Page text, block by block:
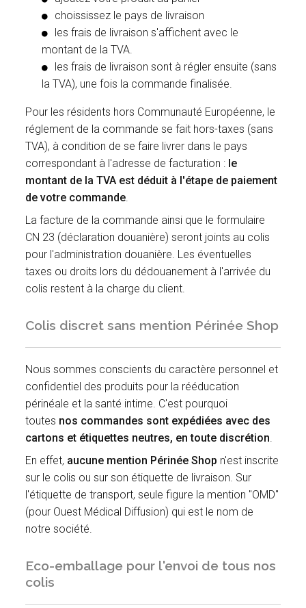
choississez le pays de livraison
les frais de livraison s'affichent avec le
montant de la TVA.
les frais de livraison sont à régler ensuite (sans
la TVA), une fois la commande finalisée.
Pour les résidents hors Communauté Européenne, le
réglement de la commande se fait hors-taxes (sans
TVA), à condition de se faire livrer dans le pays
correspondant à l'adresse de facturation : le
montant de la TVA est déduit à l'étape de paiement
de votre commande.
La facture de la commande ainsi que le formulaire
CN 23 (déclaration douanière) seront joints au colis
pour l'administration douanière. Les éventuelles
taxes ou droits lors du dédouanement à l'arrivée du
colis restent à la charge du client.
Colis discret sans mention Périnée Shop
Nous sommes conscients du caractère personnel et
confidentiel des produits pour la rééducation
périnéale et la santé intime. C'est pourquoi
toutes nos commandes sont expédiées avec des
cartons et étiquettes neutres, en toute discrétion.
En effet, aucune mention Périnée Shop n'est inscrite
sur le colis ou sur son étiquette de livraison. Sur
l'étiquette de transport, seule figure la mention "OMD"
(pour Ouest Médical Diffusion) qui est le nom de
notre société.
Eco-emballage pour l'envoi de tous nos
colis